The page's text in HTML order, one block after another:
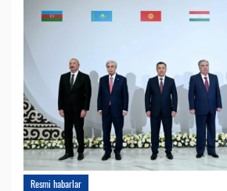
Resmi habarlar